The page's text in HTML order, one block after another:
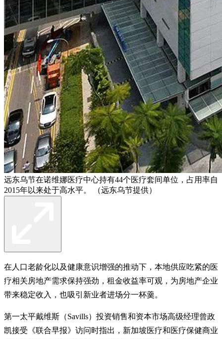
远东乌节在诺维娜医疗中心持有44个医疗套间单位，占用率自
2015年以来处于高水平。 （远东乌节提供）
在人口老龄化以及健康意识增强的推动下，本地供应吃紧的医
疗相关房地产需求保持强劲，租金收益率可观，为房地产企业
带来稳定收入，也吸引新业者进场分一杯羹。
第一太平戴维斯（Savills）投资销售和资本市场高级经理曾政
凯接受《联合早报》访问时指出，新加坡医疗和医疗保健商业